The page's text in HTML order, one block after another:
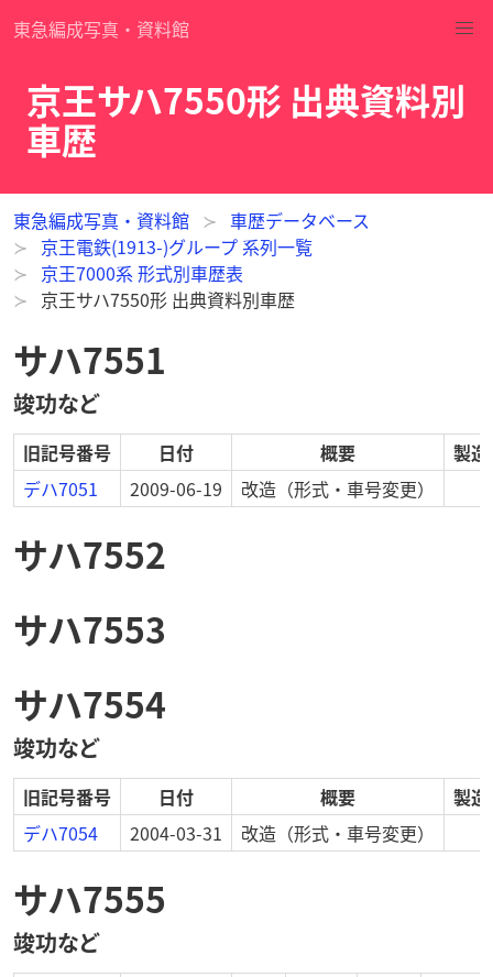
東急編成写真・資料館
京王サハ7550形 出典資料別
車歴
東急編成写真・資料館
車歴データベース
京王電鉄(1913-)グループ 系列一覧
京王7000系 形式別車歴表
京王サハ7550形 出典資料別車歴
サハ7551
竣功など
旧記号番号 日付 概要
製
デハ7051
2009-06-19 改造 （形式・車号変更）
サハ7552
サハ7553
サハ7554
竣功など
旧記号番号 日付 概要
製
デハ7054
2004-03-31 改造 （形式・車号変更）
サハ7555
竣功など